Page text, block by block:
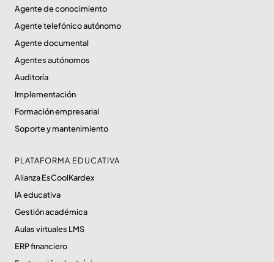
Agente de conocimiento
Agente telefónico autónomo
Agente documental
Agentes autónomos
Auditoría
Implementación
Formación empresarial
Soporte y mantenimiento
PLATAFORMA EDUCATIVA
Alianza EsCoolKardex
IA educativa
Gestión académica
Aulas virtuales LMS
ERP financiero